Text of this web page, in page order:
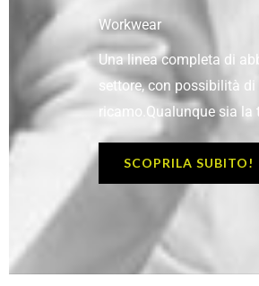
Workwear
Una linea completa di
settore, con possibilità
ricamo.Qualunque sia
SCOPRILA SUBITO!